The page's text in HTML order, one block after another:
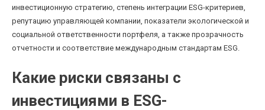
инвестиционную стратегию, степень интеграции ESG-критериев,
репутацию управляющей компании, показатели экологической и
социальной ответственности портфеля, а также прозрачность
отчетности и соответствие международным стандартам ESG.
Какие риски связаны с
инвестициями в ESG-